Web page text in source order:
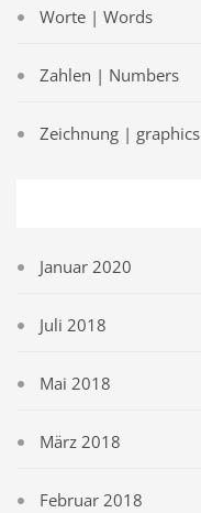
Worte | Words
Zahlen | Numbers
Zeichnung | graphics
Januar 2020
Juli 2018
Mai 2018
März 2018
Februar 2018